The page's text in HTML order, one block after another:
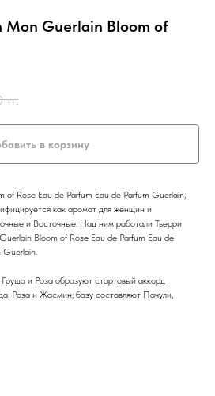
Guerlain Bloom of
тг.
в корзину
of Rose Eau de Parfum Eau de Parfum Guerlain,
как аромат для женщин и
и Восточные. Над ним работали Тьерри
Bloom of Rose Eau de Parfum Eau de
Guerlain.
и Роза образуют стартовый аккорд
Роза и Жасмин; базу составляют Пачули,